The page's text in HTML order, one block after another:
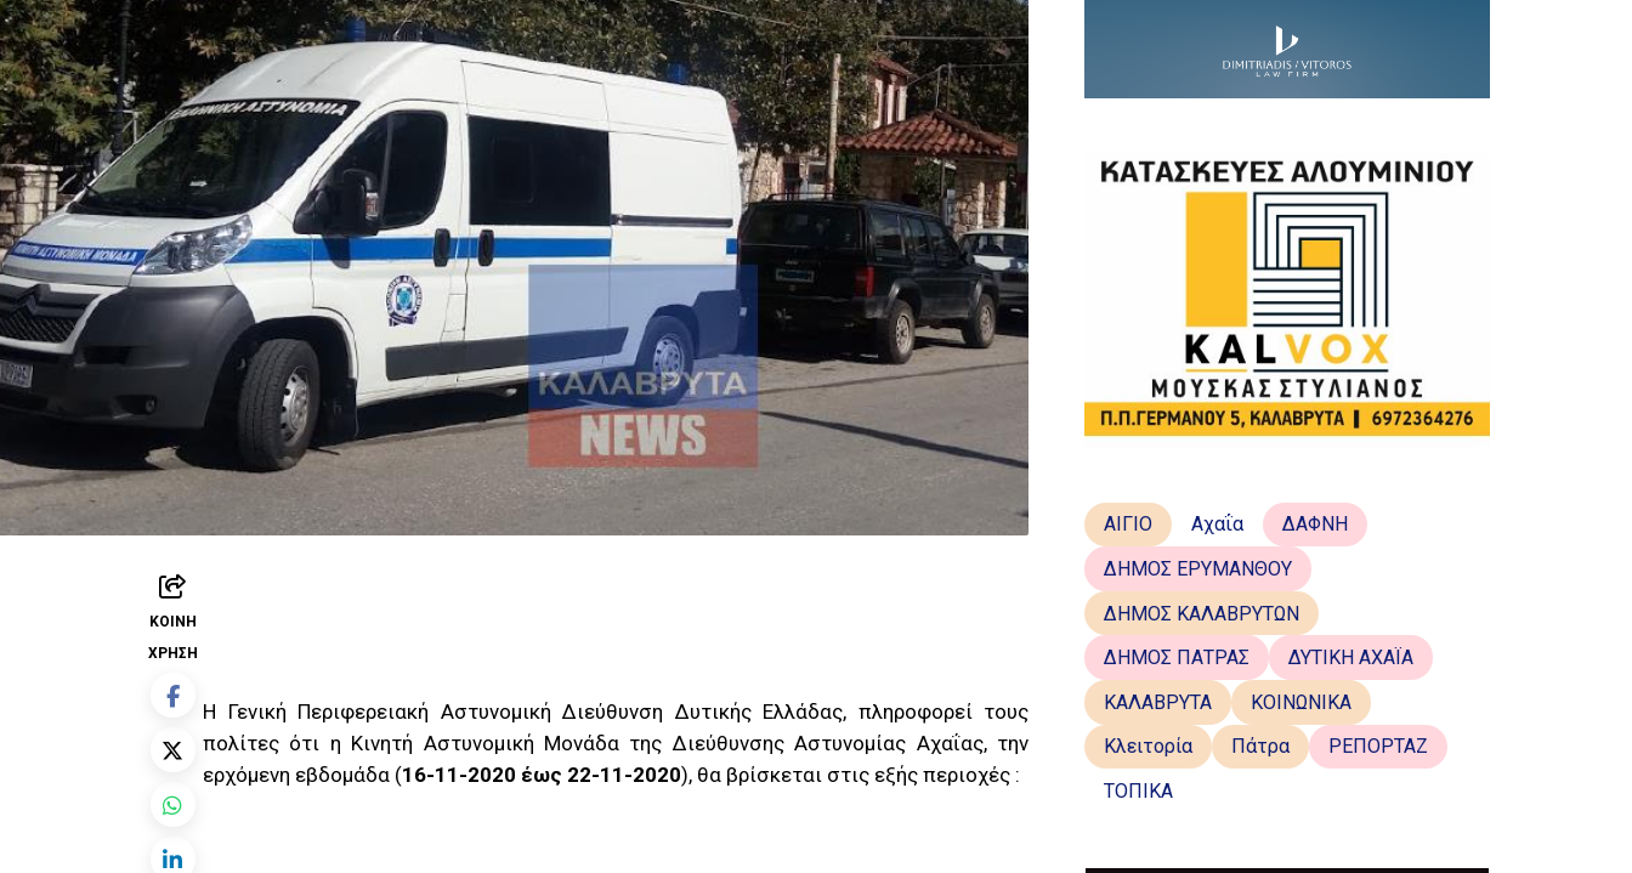
ΚΟΙΝΉ
ΧΡΉΣΗ
Η Γενική Περιφερειακή Αστυνομική Διεύθυνση Δυτικής Ελλάδας, πληροφορεί τους
πολίτες ότι η Κινητή Αστυνομική Μονάδα της Διεύθυνσης Αστυνομίας Αχαΐας, την
ερχόμενη εβδομάδα (16-11-2020 έως 22-11-2020), θα βρίσκεται στις εξής περιοχές :
ΑΙΓΙΟ Αχαΐα
ΔΑΦΝΗ
ΔΗΜΟΣ ΕΡΥΜΑΝΘΟΥ
ΔΗΜΟΣ ΚΑΛΑΒΡΥΤΩΝ
ΔΗΜΟΣ ΠΑΤΡΑΣ
ΔΥΤΙΚΗ ΑΧΑΪΑ
ΚΑΛΑΒΡΥΤΑ
ΚΟΙΝΩΝΙΚΑ
Κλειτορία
Πάτρα
ΡΕΠΟΡΤΑΖ
ΤΟΠΙΚΑ